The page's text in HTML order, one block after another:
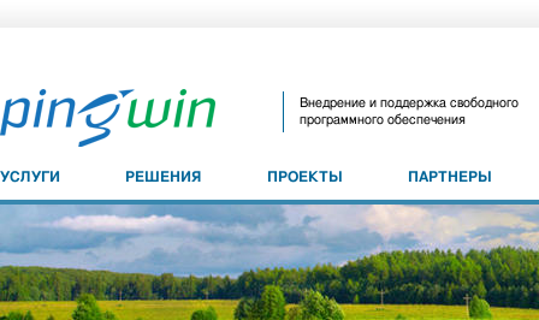
Внедрение и поддержка свободного
программного обеспечения
УСЛУГИ РЕШЕНИЯ ПРОЕКТЫ ПАРТНЕРЫ